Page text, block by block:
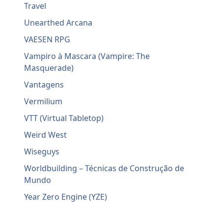
Travel
Unearthed Arcana
VAESEN RPG
Vampiro à Mascara (Vampire: The
Masquerade)
Vantagens
Vermilium
VTT (Virtual Tabletop)
Weird West
Wiseguys
Worldbuilding – Técnicas de Construção de
Mundo
Year Zero Engine (YZE)